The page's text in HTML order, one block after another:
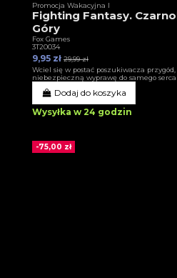
Promocja Wakacyjna I
Fighting Fantasy.
Góry
Fox Games
3T20034
9,95 zł 29,99 zł
Wciel się w postać poszukiwacza
niebezpieczną wyprawę do samego serca
Dodaj do koszyka
Wysyłka w 24 godzin
-75,00 zł